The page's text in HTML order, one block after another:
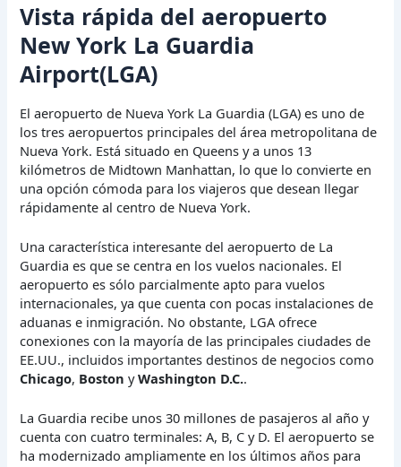
Vista rápida del aeropuerto
New York La Guardia
Airport(LGA)
El aeropuerto de Nueva York La Guardia (LGA) es uno de
los tres aeropuertos principales del área metropolitana de
Nueva York. Está situado en Queens y a unos 13
kilómetros de Midtown Manhattan, lo que lo convierte en
una opción cómoda para los viajeros que desean llegar
rápidamente al centro de Nueva York.
Una característica interesante del aeropuerto de La
Guardia es que se centra en los vuelos nacionales. El
aeropuerto es sólo parcialmente apto para vuelos
internacionales, ya que cuenta con pocas instalaciones de
aduanas e inmigración. No obstante, LGA ofrece
conexiones con la mayoría de las principales ciudades de
EE.UU., incluidos importantes destinos de negocios como
Chicago, Boston yWashington D.C..
La Guardia recibe unos 30 millones de pasajeros al año y
cuenta con cuatro terminales: A, B, C y D. El aeropuerto se
ha modernizado ampliamente en los últimos años para